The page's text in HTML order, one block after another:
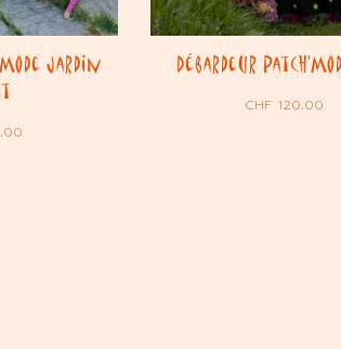
Jardin
Débardeur
CHF120.00